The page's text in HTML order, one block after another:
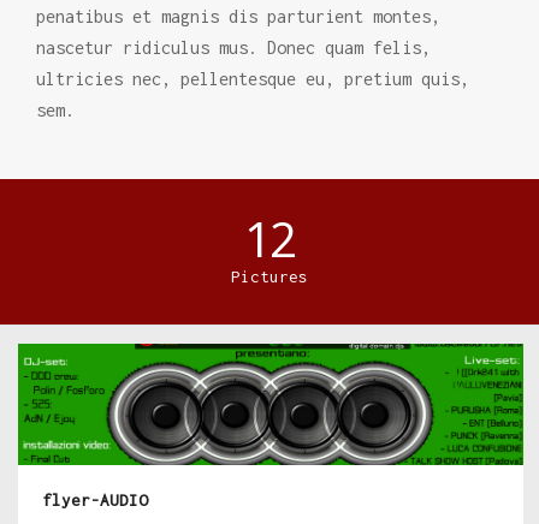
penatibus et magnis dis parturient montes,
nascetur ridiculus mus. Donec quam felis,
ultricies nec, pellentesque eu, pretium quis,
sem.
12
Pictures
flyer-AUDIO